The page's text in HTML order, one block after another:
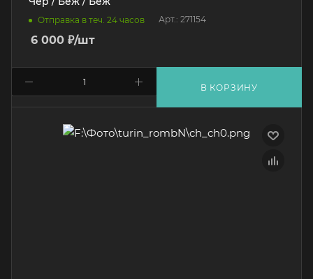
Отправка в теч. 24 часов Арт.: 271154
6 000 ₽/шт
В КОРЗИНУ